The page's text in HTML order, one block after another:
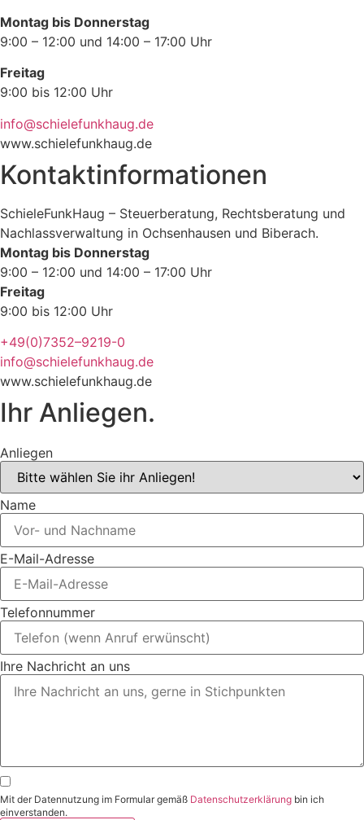
Montag bis Donnerstag
9:00 – 12:00 und 14:00 – 17:00 Uhr
Freitag
9:00 bis 12:00 Uhr
info@schielefunkhaug.de
www.schielefunkhaug.de
Kontaktinformationen
SchieleFunkHaug – Steuerberatung, Rechtsberatung und
Nachlassverwaltung in Ochsenhausen und Biberach.
Montag bis Donnerstag
9:00 – 12:00 und 14:00 – 17:00 Uhr
Freitag
9:00 bis 12:00 Uhr
+49(0)7352–9219-0
info@schielefunkhaug.de
www.schielefunkhaug.de
Ihr Anliegen.
Anliegen
Name
E-Mail-Adresse
Telefonnummer
Ihre Nachricht an uns
Mit der Datennutzung im Formular gemäß Datenschutzerklärung bin ich
einverstanden.